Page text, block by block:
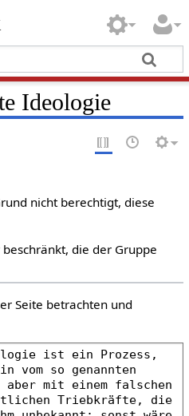
Ideologie
nicht berechtigt, diese
die der Gruppe
Seite betrachten und